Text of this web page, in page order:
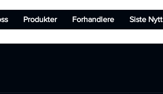
Produkter Forhandlere Siste Nytt